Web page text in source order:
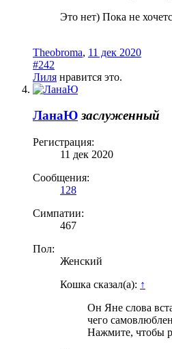
Это нет) Пока не
Theobroma, 11 дек 2020
#242
Лиля нравится это.
ЛанаЮ заслуженный
Регистрация:
11 дек 2020
Сообщения:
128
Симпатии:
467
Пол:
Женский
Кошка сказал(а): ↑
Он Яне слова
чего
Нажмите, чтобы